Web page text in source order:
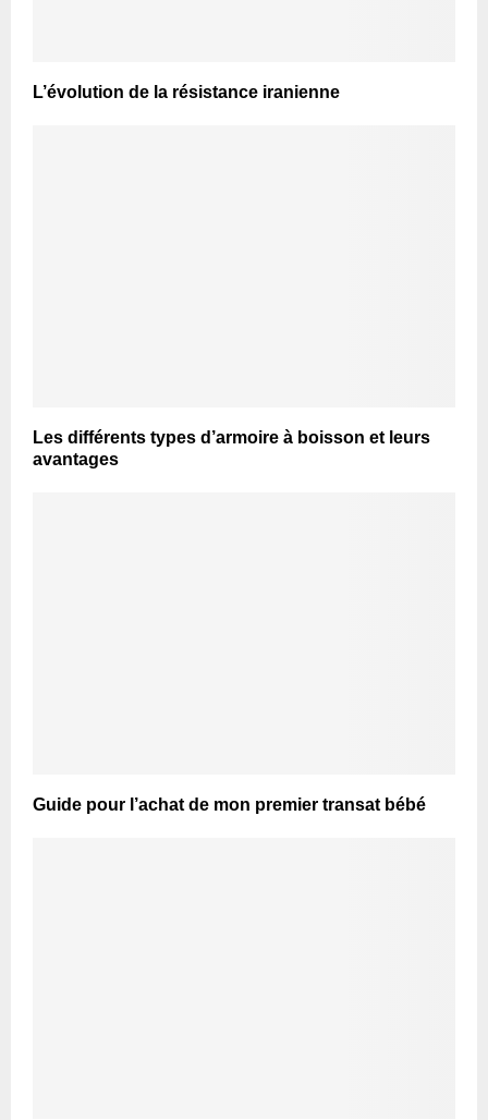
L’évolution de la résistance iranienne
Les différents types d’armoire à boisson et leurs
avantages
Guide pour l’achat de mon premier transat bébé